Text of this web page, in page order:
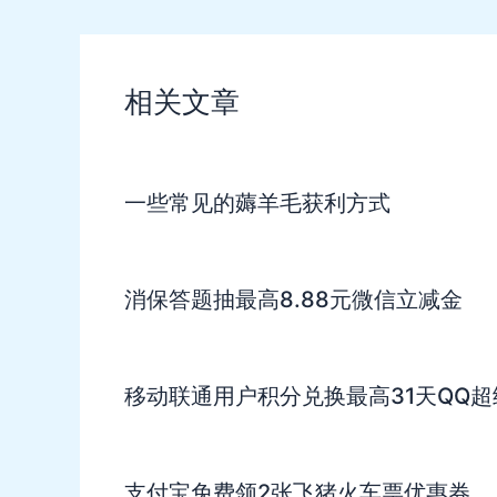
相关文章
一些常见的薅羊毛获利方式
消保答题抽最高8.88元微信立减金
移动联通用户积分兑换最高31天QQ